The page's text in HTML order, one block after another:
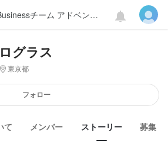
チーム アドベントカレンダー 2022
グラス
東京都
フォロー
て メンバー ストーリー 募集